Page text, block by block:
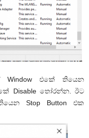
Window එකේ තියෙන
Disable තෝරන්න. ඊට
Stop Button එක